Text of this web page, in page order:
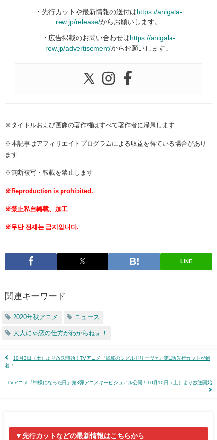
・先行カットや最新情報の送付は https://anigala-
rew.jp/release/からお願いします。
・広告掲載のお問い合わせは https://anigala-
rew.jp/advertisement/からお願いします。
※タイトルおよび画像の著作権はすべて著作者に帰属します
※本記事はアフィリエイトプログラムによる収益を得ている場合があり
ます
※無断複写・転載を禁止します
※Reproduction is prohibited.
※禁止私自轉載、加工
※무단 전재는 금지입니다.
LINE
関連キーワード
2020年秋アニメ ニュース
大人にゃ恋の仕方がわからねぇ！
10月3日（土）より放送開始！TVアニメ『戦翼のシグルドリーヴァ』第1話先行カットが到
着！
TVアニメ『神様になった日』第3弾アニメキービジュアル公開！10月10日（土）より放送開始
▼先行カットなどの最新情報はこちらから